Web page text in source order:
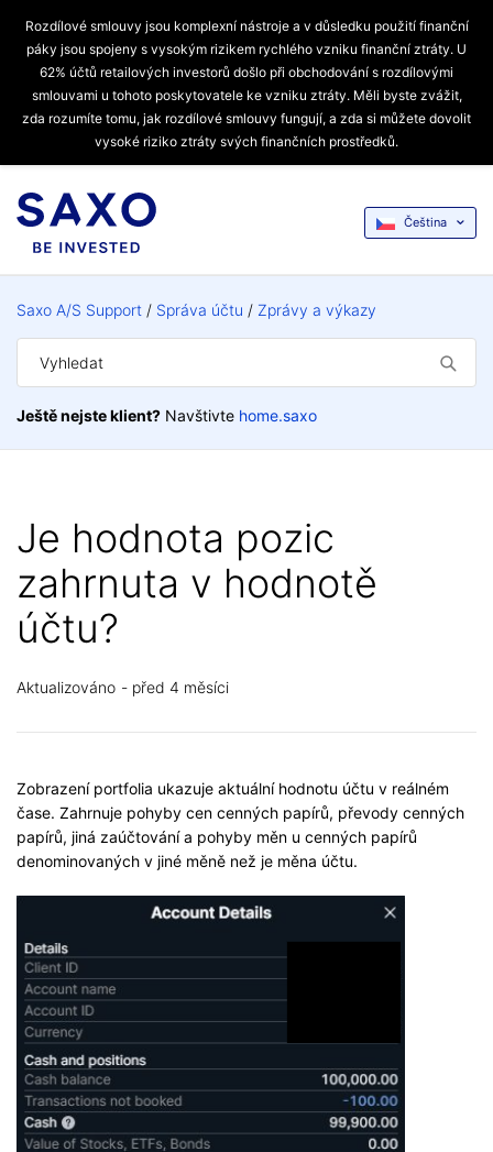
Rozdílové smlouvy jsou komplexní nástroje a v důsledku použití finanční
páky jsou spojeny s vysokým rizikem rychlého vzniku finanční ztráty. U
62% účtů retailových investorů došlo při obchodování s rozdílovými
smlouvami u tohoto poskytovatele ke vzniku ztráty. Měli byste zvážit,
zda rozumíte tomu, jak rozdílové smlouvy fungují, a zda si můžete dovolit
vysoké riziko ztráty svých finančních prostředků.
Čeština
Saxo A/S Support Správa účtu Zprávy a výkazy
Ještě nejste klient? Navštivte home.saxo
Je hodnota pozic
zahrnuta v hodnotě
účtu?
Aktualizováno před 4 měsíci
Zobrazení portfolia ukazuje aktuální hodnotu účtu v reálném
čase. Zahrnuje pohyby cen cenných papírů, převody cenných
papírů, jiná zaúčtování a pohyby měn u cenných papírů
denominovaných v jiné měně než je měna účtu.